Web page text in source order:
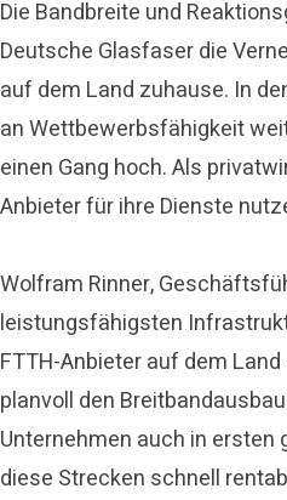
Die Bandbreite und
Deutsche Glasfaser die
auf dem Land zuhause. In
an Wettbewerbsfähigkeit
einen Gang hoch. Als
Anbieter für ihre Dienste
Wolfram Rinner,
leistungsfähigsten
FTTH-Anbieter auf dem
planvoll den
Unternehmen auch in
diese Strecken schnell